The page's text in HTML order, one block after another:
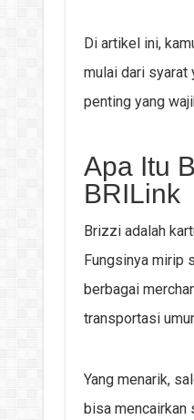
Di artikel ini,
mulai dari syarat
penting yang
Apa Itu
BRILink
Brizzi adalah
Fungsinya mirip
berbagai
transportasi
Yang menarik,
bisa mencairkan